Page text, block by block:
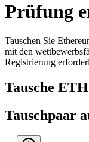
Prüfung
Tauschen Sie
mit den
Registrierung
Tausche
Tauschpaar